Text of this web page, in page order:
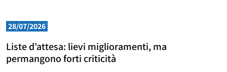
28/07/2026
Liste d’attesa: lievi miglioramenti, ma
permangono forti criticità